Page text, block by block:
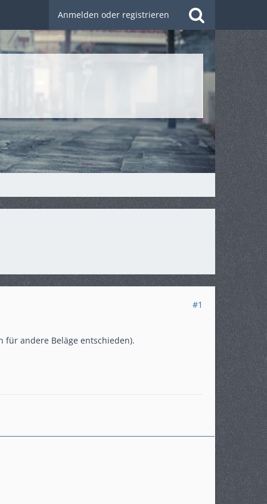
Anmelden oder registrieren
#1
andere Beläge entschieden).